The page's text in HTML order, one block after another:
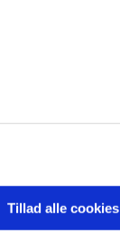
Tillad alle cookies